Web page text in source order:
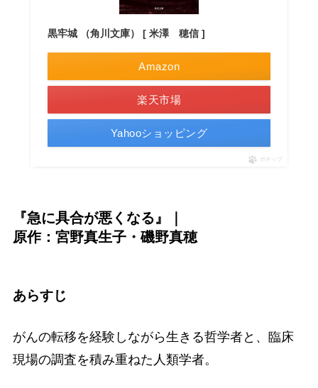
黒牢城 （角川文庫） [ 米澤 穂信 ]
Amazon
楽天市場
Yahooショッピング
ポチップ
『急に具合が悪くなる』｜
原作：宮野真生子・磯野真穂
あらすじ
がんの転移を経験しながら生きる哲学者と、臨床
現場の調査を積み重ねた人類学者。